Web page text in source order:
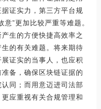
证实力，第三方平台规
”更加比较严重等难题。
生的方便快捷高效率之
的有关难题。将来期待
证实的当事人，也应积
备，确保区块链证据的
同；而用意迈进司法部
应重视有关合规管理和